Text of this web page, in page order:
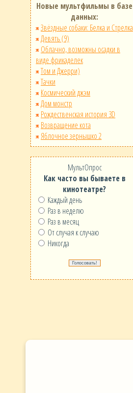
Новые мультфильмы в базе
данных:
Звёздные собаки: Белка и Стрелка
Девять (9)
Облачно, возможны осадки в
виде фрикаделек
Том и Джерри)
Тачки
Космический джэм
Дом монстр
Рождественская история 3D
Возвращение кота
Яблочное зернышко 2
МультОпрос
Как часто вы бываете в
кинотеатре?
Каждый день
Раз в неделю
Раз в месяц
От случая к случаю
Никогда